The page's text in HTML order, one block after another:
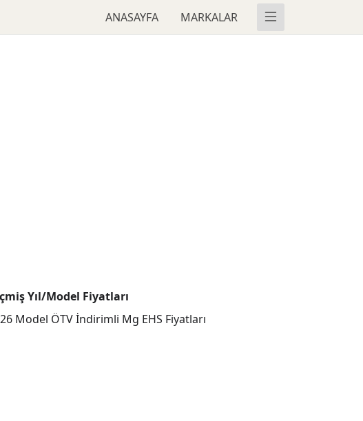
ANASAYFA MARKALAR
Yıl/Model Fiyatları
Model ÖTV İndirimli Mg EHS Fiyatları